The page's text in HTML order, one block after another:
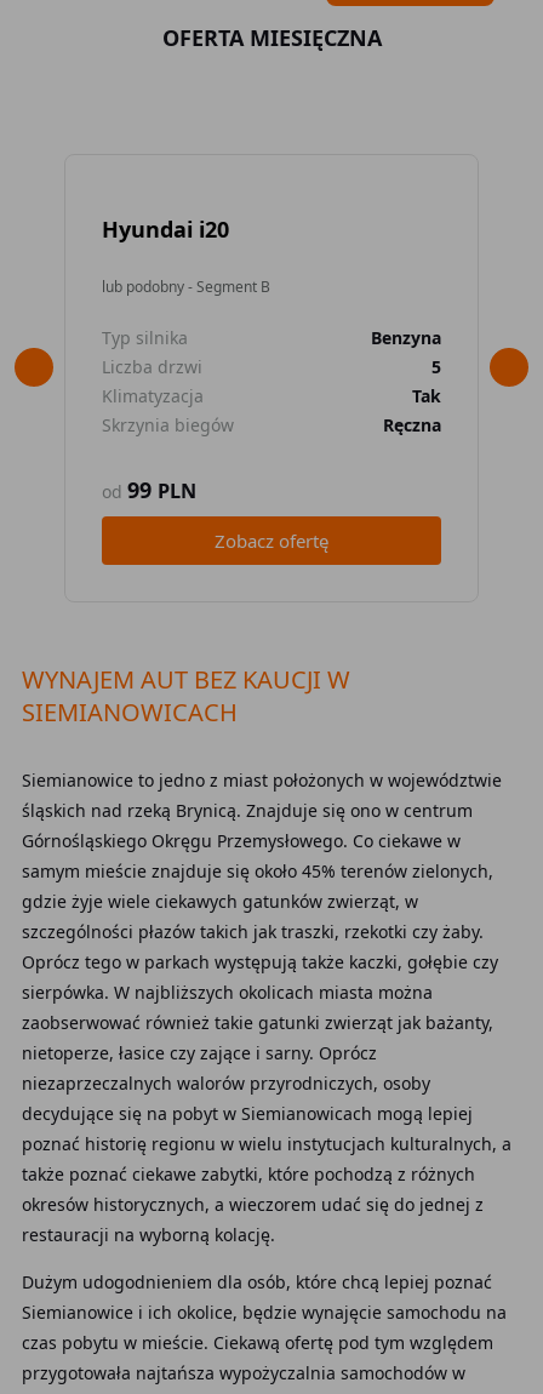
OFERTA MIESIĘCZNA
Hyundai i20
lub podobny - Segment B
Typ silnika
Benzyna
Liczba drzwi
5
Klimatyzacja
Tak
Skrzynia biegów
Ręczna
od 99 PLN
Zobacz ofertę
WYNAJEM AUT BEZ KAUCJI W
SIEMIANOWICACH
Siemianowice to jedno z miast położonych w województwie
śląskich nad rzeką Brynicą. Znajduje się ono w centrum
Górnośląskiego Okręgu Przemysłowego. Co ciekawe w
samym mieście znajduje się około 45% terenów zielonych,
gdzie żyje wiele ciekawych gatunków zwierząt, w
szczególności płazów takich jak traszki, rzekotki czy żaby.
Oprócz tego w parkach występują także kaczki, gołębie czy
sierpówka. W najbliższych okolicach miasta można
zaobserwować również takie gatunki zwierząt jak bażanty,
nietoperze, łasice czy zające i sarny. Oprócz
niezaprzeczalnych walorów przyrodniczych, osoby
decydujące się na pobyt w Siemianowicach mogą lepiej
poznać historię regionu w wielu instytucjach kulturalnych, a
także poznać ciekawe zabytki, które pochodzą z różnych
okresów historycznych, a wieczorem udać się do jednej z
restauracji na wyborną kolację.
Dużym udogodnieniem dla osób, które chcą lepiej poznać
Siemianowice i ich okolice, będzie wynajęcie samochodu na
czas pobytu w mieście. Ciekawą ofertę pod tym względem
przygotowała najtańsza wypożyczalnia samochodów w